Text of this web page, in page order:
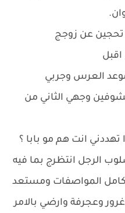
تحجين عن زوجج
اقبل
موعد العرس وجربي
وجهي الثاني من
انت هم مو بابا ؟
الرجل انتظرج بما فيه
كامل المواصفات ومستعد
وعجرفة وارضي بالامر